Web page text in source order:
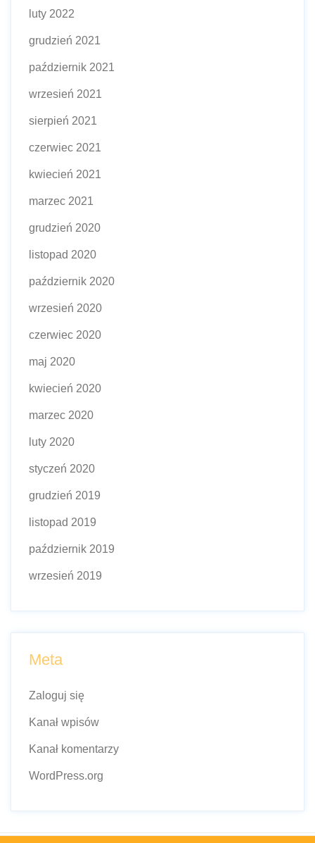
luty 2022
grudzień 2021
październik 2021
wrzesień 2021
sierpień 2021
czerwiec 2021
kwiecień 2021
marzec 2021
grudzień 2020
listopad 2020
październik 2020
wrzesień 2020
czerwiec 2020
maj 2020
kwiecień 2020
marzec 2020
luty 2020
styczeń 2020
grudzień 2019
listopad 2019
październik 2019
wrzesień 2019
Meta
Zaloguj się
Kanał wpisów
Kanał komentarzy
WordPress.org